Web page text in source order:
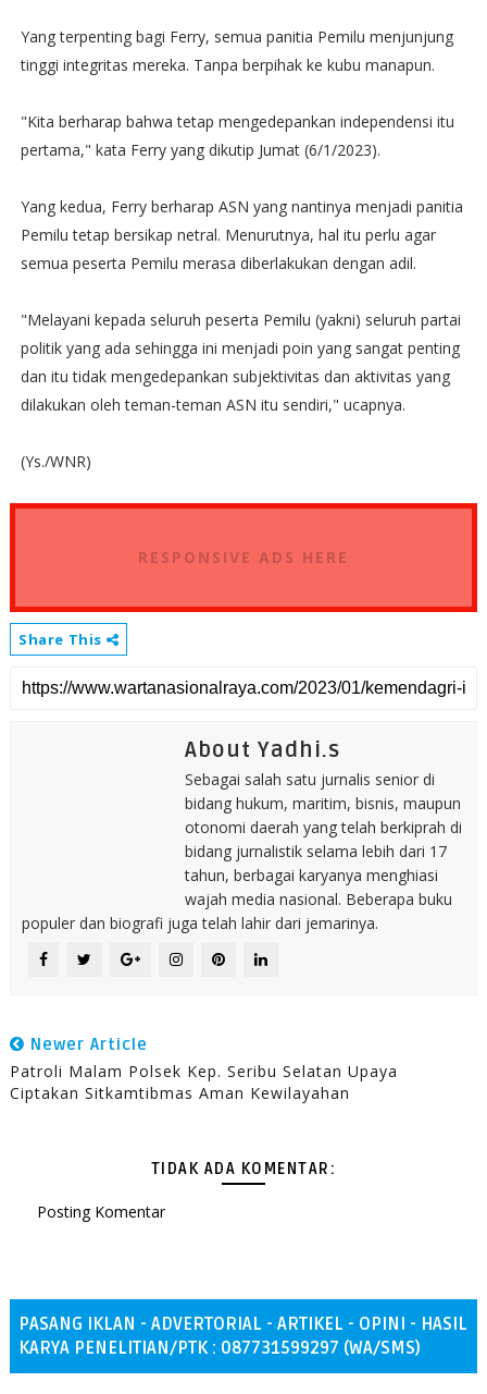
Yang terpenting bagi Ferry, semua panitia Pemilu menjunjung
tinggi integritas mereka. Tanpa berpihak ke kubu manapun.
"Kita berharap bahwa tetap mengedepankan independensi itu
pertama," kata Ferry yang dikutip Jumat (6/1/2023).
Yang kedua, Ferry berharap ASN yang nantinya menjadi panitia
Pemilu tetap bersikap netral. Menurutnya, hal itu perlu agar
semua peserta Pemilu merasa diberlakukan dengan adil.
"Melayani kepada seluruh peserta Pemilu (yakni) seluruh partai
politik yang ada sehingga ini menjadi poin yang sangat penting
dan itu tidak mengedepankan subjektivitas dan aktivitas yang
dilakukan oleh teman-teman ASN itu sendiri," ucapnya.
(Ys./WNR)
RESPONSIVE ADS HERE
Share This
About Yadhi.s
Sebagai salah satu jurnalis senior di
bidang hukum, maritim, bisnis, maupun
otonomi daerah yang telah berkiprah di
bidang jurnalistik selama lebih dari 17
tahun, berbagai karyanya menghiasi
wajah media nasional. Beberapa buku
populer dan biografi juga telah lahir dari jemarinya.
Newer Article
Patroli Malam Polsek Kep. Seribu Selatan Upaya
Ciptakan Sitkamtibmas Aman Kewilayahan
TIDAK ADA KOMENTAR:
Posting Komentar
PASANG IKLAN - ADVERTORIAL - ARTIKEL - OPINI - HASIL
KARYA PENELITIAN/PTK : 087731599297 (WA/SMS)